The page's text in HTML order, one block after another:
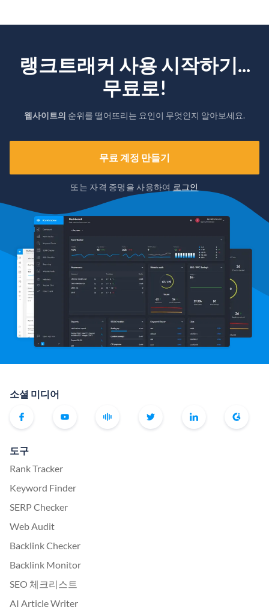
랭크트래커 사용 시작하기...
무료로!
웹사이트의 순위를 떨어뜨리는 요인이 무엇인지 알아보세요.
무료 계정 만들기
또는 자격 증명을 사용하여 로그인
소셜 미디어
도구
Rank Tracker
Keyword Finder
SERP Checker
Web Audit
Backlink Checker
Backlink Monitor
SEO 체크리스트
AI Article Writer